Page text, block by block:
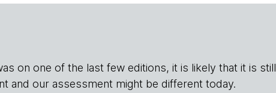
on one of the last few editions, it is likely that it is still
and our assessment might be different today.